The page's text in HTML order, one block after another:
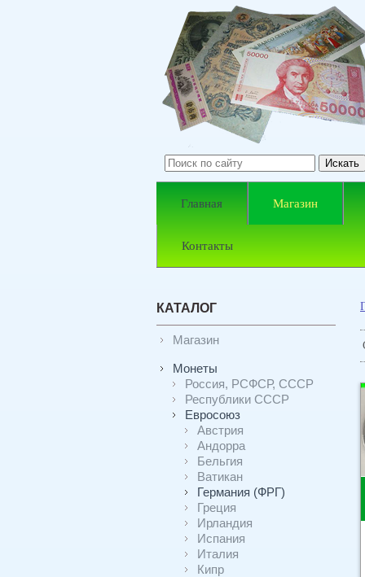
Главная Магазин
Контакты
КАТАЛОГ
Магазин
Монеты
Россия, РСФСР, СССР
Республики СССР
Евросоюз
Австрия
Андорра
Бельгия
Ватикан
Германия (ФРГ)
Греция
Ирландия
Испания
Италия
Кипр